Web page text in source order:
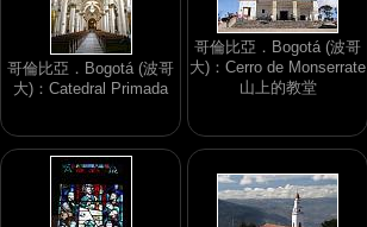
哥倫比亞．Bogotá (波哥
大)：Catedral Primada
哥倫比亞．Bogotá (波哥
大)：Cerro de Monserrate
山上的教堂